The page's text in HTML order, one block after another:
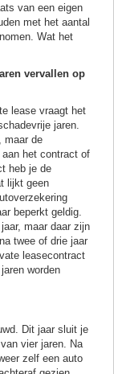
van een eigen
met het aantal
Wat het
vervallen op
lease vraagt het
jaren.
maar de
het contract of
heb je de
lijkt geen
beperkt geldig.
maar daar zijn
twee of drie jaar
leasecontract
worden
Dit jaar sluit je
vier jaren. Na
zelf een auto